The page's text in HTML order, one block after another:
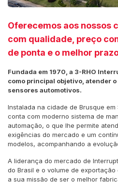
Oferecemos aos nossos
com qualidade, preço
de ponta e o melhor
Fundada em 1970, a 3-RHO
como principal objetivo, atender
sensores automotivos.
Instalada na cidade de Brusque
conta com moderno sistema de
automação, o que lhe permite
exigências do mercado e um
modelos, acompanhando a
A liderança do mercado de
do Brasil e o volume de
a sua missão de ser o melhor